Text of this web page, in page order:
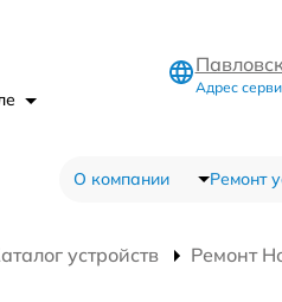
Адрес
О компании Ремонт
устройств Ремонт